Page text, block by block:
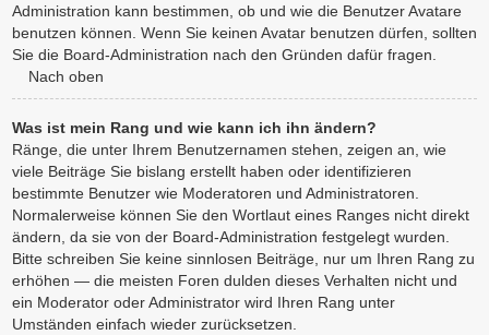
Administration kann bestimmen, ob und wie die Benutzer Avatare
benutzen können. Wenn Sie keinen Avatar benutzen dürfen, sollten
Sie die Board-Administration nach den Gründen dafür fragen.
Nach oben
Was ist mein Rang und wie kann ich ihn ändern?
Ränge, die unter Ihrem Benutzernamen stehen, zeigen an, wie
viele Beiträge Sie bislang erstellt haben oder identifizieren
bestimmte Benutzer wie Moderatoren und Administratoren.
Normalerweise können Sie den Wortlaut eines Ranges nicht direkt
ändern, da sie von der Board-Administration festgelegt wurden.
Bitte schreiben Sie keine sinnlosen Beiträge, nur um Ihren Rang zu
erhöhen — die meisten Foren dulden dieses Verhalten nicht und
ein Moderator oder Administrator wird Ihren Rang unter
Umständen einfach wieder zurücksetzen.